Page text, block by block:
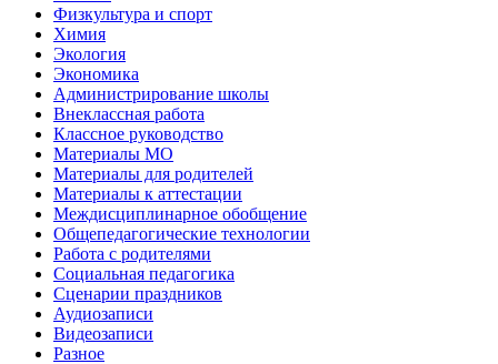
Физкультура и спорт
Химия
Экология
Экономика
Администрирование школы
Внеклассная работа
Классное руководство
Материалы МО
Материалы для родителей
Материалы к аттестации
Междисциплинарное обобщение
Общепедагогические технологии
Работа с родителями
Социальная педагогика
Сценарии праздников
Аудиозаписи
Видеозаписи
Разное